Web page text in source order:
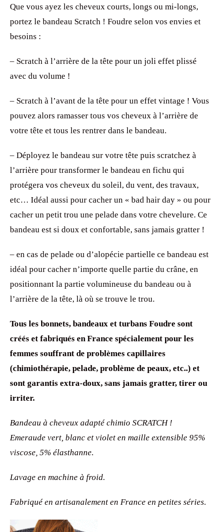
Que vous ayez les cheveux courts, longs ou mi-longs,
portez le bandeau Scratch ! Foudre selon vos envies et
besoins :
– Scratch à l’arrière de la tête pour un joli effet plissé
avec du volume !
– Scratch à l’avant de la tête pour un effet vintage ! Vous
pouvez alors ramasser tous vos cheveux à l’arrière de
votre tête et tous les rentrer dans le bandeau.
– Déployez le bandeau sur votre tête puis scratchez à
l’arrière pour transformer le bandeau en fichu qui
protégera vos cheveux du soleil, du vent, des travaux,
etc… Idéal aussi pour cacher un « bad hair day » ou pour
cacher un petit trou une pelade dans votre chevelure. Ce
bandeau est si doux et confortable, sans jamais gratter !
– en cas de pelade ou d’alopécie partielle ce bandeau est
idéal pour cacher n’importe quelle partie du crâne, en
positionnant la partie volumineuse du bandeau ou à
l’arrière de la tête, là où se trouve le trou.
Tous les bonnets, bandeaux et turbans Foudre sont
créés et fabriqués en France spécialement pour les
femmes souffrant de problèmes capillaires
(chimiothérapie, pelade, problème de peaux, etc..) et
sont garantis extra-doux, sans jamais gratter, tirer ou
irriter.
Bandeau à cheveux adapté chimio SCRATCH !
Emeraude vert, blanc et violet en maille extensible 95%
viscose, 5% élasthanne.
Lavage en machine à froid.
Fabriqué en artisanalement en France en petites séries.